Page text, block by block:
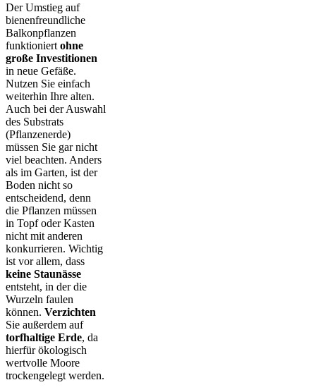
Der Umstieg auf
bienenfreundliche
Balkonpflanzen
funktioniert ohne
große Investitionen
in neue Gefäße.
Nutzen Sie einfach
weiterhin Ihre alten.
Auch bei der Auswahl
des Substrats
(Pflanzenerde)
müssen Sie gar nicht
viel beachten. Anders
als im Garten, ist der
Boden nicht so
entscheidend, denn
die Pflanzen müssen
in Topf oder Kasten
nicht mit anderen
konkurrieren. Wichtig
ist vor allem, dass
keine Staunässe
entsteht, in der die
Wurzeln faulen
können. Verzichten
Sie außerdem auf
torfhaltige Erde, da
hierfür ökologisch
wertvolle Moore
trockengelegt werden.